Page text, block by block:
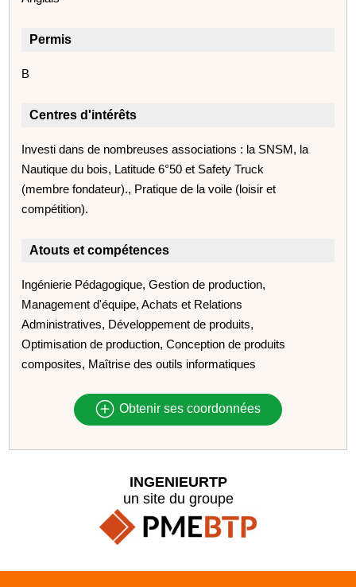
Permis
B
Centres d'intérêts
Investi dans de nombreuses associations : la SNSM, la
Nautique du bois, Latitude 6°50 et Safety Truck
(membre fondateur)., Pratique de la voile (loisir et
compétition).
Atouts et compétences
Ingénierie Pédagogique, Gestion de production,
Management d'équipe, Achats et Relations
Administratives, Développement de produits,
Optimisation de production, Conception de produits
composites, Maîtrise des outils informatiques
Obtenir ses coordonnées
INGENIEURTP
un site du groupe